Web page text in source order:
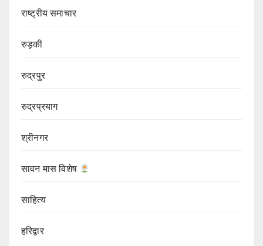
राष्ट्रीय समाचार
रुड़की
रुद्रपुर
रुद्रप्रयाग
श्रीनगर
सावन मास विशेष
साहित्य
हरिद्वार